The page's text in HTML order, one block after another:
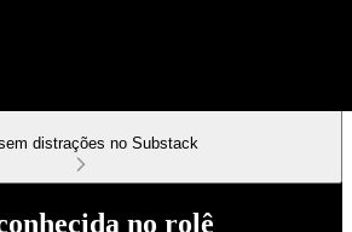
distrações no Substack
no rolê